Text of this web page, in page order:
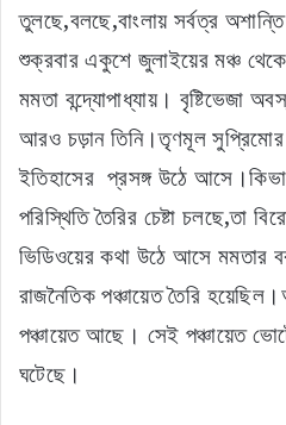
তুলছে,বলছে,বাংলায় সর্বত্র
শুক্রবার একুশে জুলাইয়ের মঞ্চ
মমতা বন্দ্যোপাধ্যায়। বৃষ্টিভেজা
আরও চড়ান তিনি।তৃণমূল সুপ্রিমোর
ইতিহাসের প্রসঙ্গ উঠে
পরিস্থিতি তৈরির চেষ্টা চলছে,তা
ভিডিওয়ের কথা উঠে আসে
রাজনৈতিক পঞ্চায়েত তৈরি
পঞ্চায়েত আছে। সেই পঞ্চায়েত
ঘটেছে।